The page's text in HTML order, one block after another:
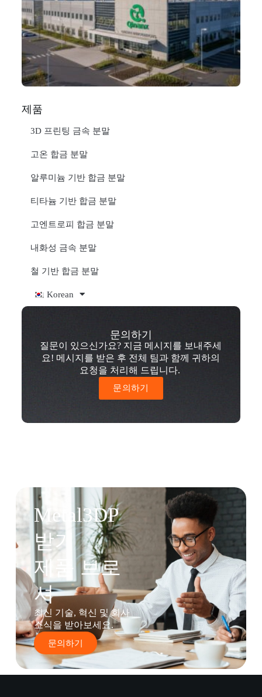
제품
3D 프린팅 금속 분말
고온 합금 분말
알루미늄 기반 합금 분말
티타늄 기반 합금 분말
고엔트로피 합금 분말
내화성 금속 분말
철 기반 합금 분말
Korean
문의하기
질문이 있으신가요? 지금 메시지를 보내주세
요! 메시지를 받은 후 전체 팀과 함께 귀하의
요청을 처리해 드립니다.
문의하기
Metal3DP
받기
제품 브로
셔
최신 기술, 혁신 및 회사
소식을 받아보세요.
문의하기